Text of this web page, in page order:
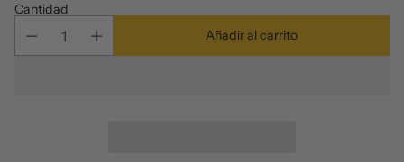
Cantidad
Añadir al carrito